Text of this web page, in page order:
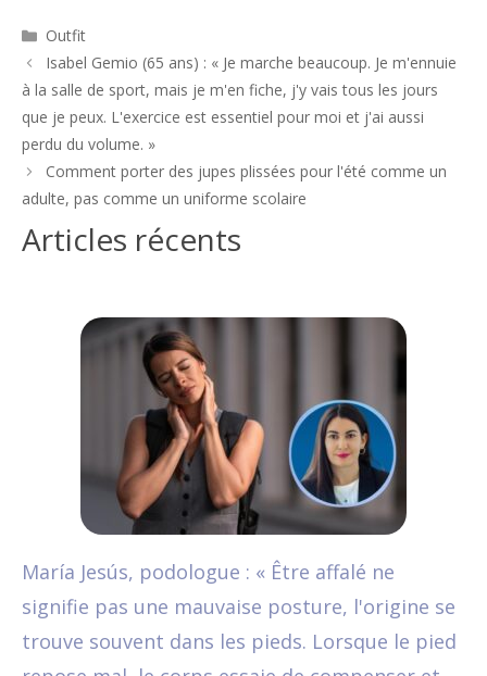
Catégories
Outfit
Navigation
des
Isabel Gemio (65 ans) : « Je marche beaucoup. Je m'ennuie
à la salle de sport, mais je m'en fiche, j'y vais tous les jours
que je peux. L'exercice est essentiel pour moi et j'ai aussi
perdu du volume. »
Comment porter des jupes plissées pour l'été comme un
adulte, pas comme un uniforme scolaire
Articles récents
María Jesús, podologue : « Être affalé ne
signifie pas une mauvaise posture, l'origine se
trouve souvent dans les pieds. Lorsque le pied